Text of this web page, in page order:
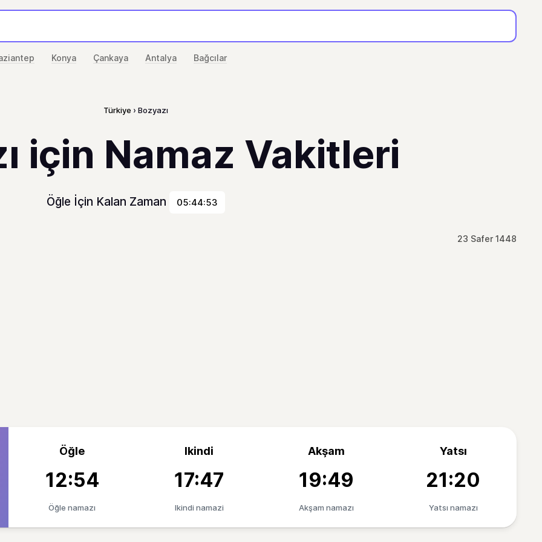
Konya Çankaya Antalya Bağcılar
Türkiye Bozyazı
için Namaz Vakitleri
Öğle İçin Kalan Zaman 05:44:53
23 Safer 1448
Öğle
12:54
Öğle namazı
Ikindi
17:47
Ikindi namazi
Akşam
19:49
Akşam namazı
Yatsı
21:20
Yatsı namazı